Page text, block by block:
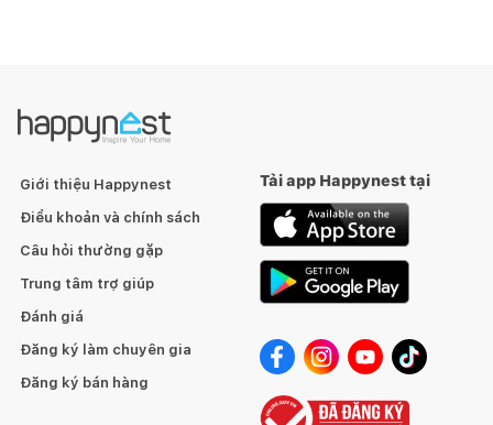
Giới thiệu Happynest
Điều khoản và chính sách
Câu hỏi thường gặp
Trung tâm trợ giúp
Đánh giá
Đăng ký làm chuyên gia
Đăng ký bán hàng
Tải app Happynest tại